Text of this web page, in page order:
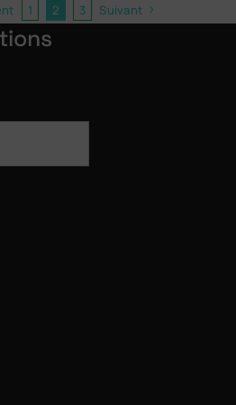
1 2 3 Suivant